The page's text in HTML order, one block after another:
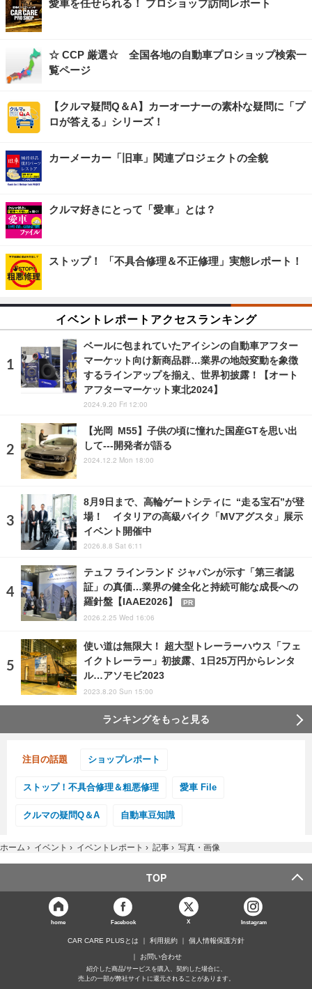
愛車を任せられる！ プロショップ訪問レポート
☆ CCP 厳選☆ 全国各地の自動車プロショップ検索一
覧ページ
【クルマ疑問Q＆A】カーオーナーの素朴な疑問に「プ
ロが答える」シリーズ！
カーメーカー「旧車」関連プロジェクトの全貌
クルマ好きにとって「愛車」とは？
ストップ！ 「不具合修理＆不正修理」実態レポート！
イベントレポートアクセスランキング
ベールに包まれていたアイシンの自動車アフター
マーケット向け新商品群…業界の地殻変動を象徴
するラインアップを揃え、世界初披露！【オート
アフターマーケット東北2024】
2024.9.20 Fri 12:00
【光岡 M55】子供の頃に憧れた国産GTを思い出
して---開発者が語る
2024.12.2 Mon 18:00
8月9日まで、高輪ゲートシティに “走る宝石”が登
場！ イタリアの高級バイク「MVアグスタ」展示
イベント開催中
2026.8.8 Sat 6:11
テュフ ラインランド ジャパンが示す「第三者認
証」の真価…業界の健全化と持続可能な成長への
羅針盤【IAAE2026】
PR
2026.2.25 Wed 16:06
使い道は無限大！ 超大型トレーラーハウス「フェ
イクトレーラー」初披露、1日25万円からレンタ
ル…アソモビ2023
2023.8.20 Sun 15:00
ランキングをもっと見る
注目の話題 ショップレポート
ストップ！不具合修理＆粗悪修理 愛車 File
クルマの疑問Q＆A 自動車豆知識
ホーム › イベント › イベントレポート › 記事 › 写真・画像
TOP
home Facebook X Instagram
CAR CARE PLUSとは 利用規約 個人情報保護方針
お問い合わせ
紹介した商品/サービスを購入、契約した場合に、
売上の一部が弊社サイトに還元されることがあります。